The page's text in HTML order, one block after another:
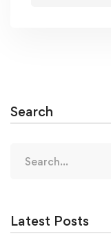
Search
for:
Latest Posts